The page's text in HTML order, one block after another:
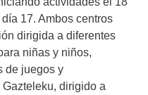
17. Ambos centros
dirigida a diferentes
niñas y niños,
de juegos y
dirigido a